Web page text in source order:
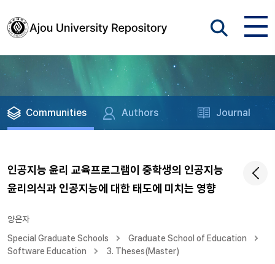
Communities Authors Journal
인공지능 윤리 교육프로그램이 중학생의 인공지능
윤리의식과 인공지능에 대한 태도에 미치는 영향
양은자
Special Graduate Schools
Graduate School of Education
Software Education
3. Theses(Master)